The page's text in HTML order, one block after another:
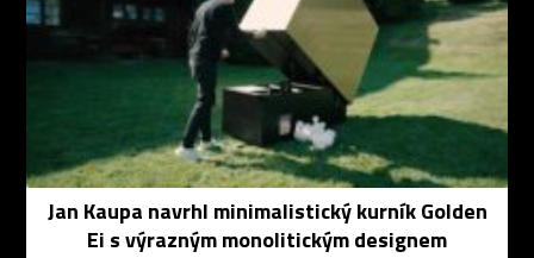
Jan Kaupa navrhl minimalistický kurník Golden
Ei s výrazným monolitickým designem